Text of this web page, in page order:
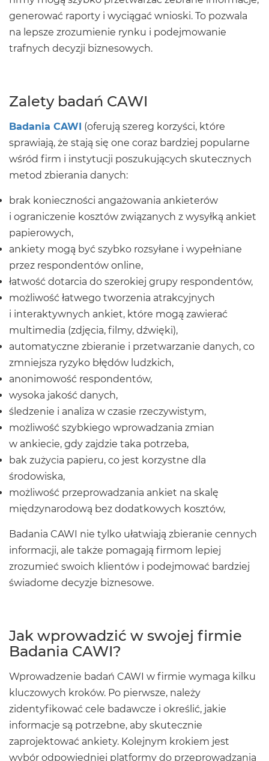
generować raporty i wyciągać wnioski. To pozwala
na lepsze zrozumienie rynku i podejmowanie
trafnych decyzji biznesowych.
Zalety badań CAWI
Badania CAWI (oferują szereg korzyści, które
sprawiają, że stają się one coraz bardziej popularne
wśród firm i instytucji poszukujących skutecznych
metod zbierania danych:
brak konieczności angażowania ankieterów
i ograniczenie kosztów związanych z wysyłką ankiet
papierowych,
ankiety mogą być szybko rozsyłane i wypełniane
przez respondentów online,
łatwość dotarcia do szerokiej grupy respondentów,
możliwość łatwego tworzenia atrakcyjnych
i interaktywnych ankiet, które mogą zawierać
multimedia (zdjęcia, filmy, dźwięki),
automatyczne zbieranie i przetwarzanie danych, co
zmniejsza ryzyko błędów ludzkich,
anonimowość respondentów,
wysoka jakość danych,
śledzenie i analiza w czasie rzeczywistym,
możliwość szybkiego wprowadzania zmian
w ankiecie, gdy zajdzie taka potrzeba,
bak zużycia papieru, co jest korzystne dla
środowiska,
możliwość przeprowadzania ankiet na skalę
międzynarodową bez dodatkowych kosztów,
Badania CAWI nie tylko ułatwiają zbieranie cennych
informacji, ale także pomagają firmom lepiej
zrozumieć swoich klientów i podejmować bardziej
świadome decyzje biznesowe.
Jak wprowadzić w swojej firmie
Badania CAWI?
Wprowadzenie badań CAWI w firmie wymaga kilku
kluczowych kroków. Po pierwsze, należy
zidentyfikować cele badawcze i określić, jakie
informacje są potrzebne, aby skutecznie
zaprojektować ankiety. Kolejnym krokiem jest
wybór odpowiedniej platformy do przeprowadzania